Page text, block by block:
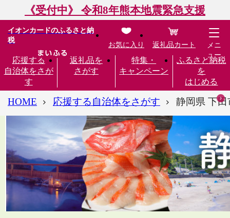
《受付中》 令和8年熊本地震緊急支援
イオンカードのふるさと納
税
応援する
自治体をさが
す
返礼品を
さがす
特集・
キャンペーン
ふるさと納税
を
はじめる
お気に入り 返礼品カート
メニ
ュー
HOME 応援する自治体をさがす 静岡県 下田